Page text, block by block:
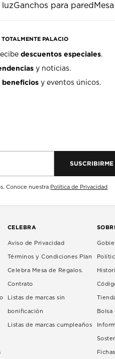
luzGanchos para pared
PALACIO
descuentos especiales.
y noticias.
beneficios y eventos únicos.
SUSCRIBIRME
Conoce nuestra Política de Privacidad
CELEBRA
Aviso de Privacidad
Términos y Condiciones Plan
Celebra Mesa de Regalos.
Contrato
Listas de marcas sin
bonificación
Listas de marcas cumpleaños
Bolsa